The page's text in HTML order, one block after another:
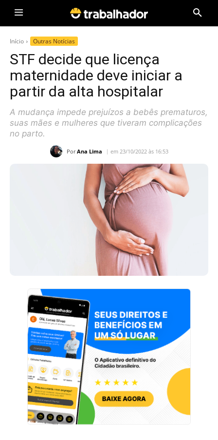
Início Outras Notícias
STF decide que licença
maternidade deve iniciar a
partir da alta hospitalar
A mudança impede prejuízos a bebês prematuros,
suas mães e mulheres que tiveram complicações
no parto.
Por Ana Lima em 23/10/2022 às 16:53